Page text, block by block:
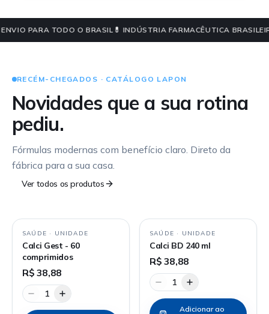
PARA TODO O BRASIL💊 INDÚSTRIA FARMACÊUTICA
RECÉM-CHEGADOS · CATÁLOGO LAPON
Novidades que a sua rotina
pediu.
Fórmulas modernas com benefício claro. Direto da
fábrica para a sua casa.
Ver todos os produtos
SAÚDE · UNIDADE
Calci Gest - 60
comprimidos
R$ 38,88
1
SAÚDE · UNIDADE
Calci BD 240 ml
R$ 38,88
1
Adicionar ao